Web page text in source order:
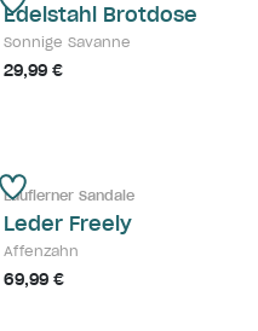
Edelstahl Brotdose
Sonnige Savanne
29,99 €
Lauflerner Sandale
Leder Freely
Affenzahn
69,99 €